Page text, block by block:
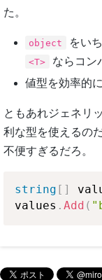
た。
object をい
<T>
ならコン
値型を効率的
ともあれジェネリ
利な型を使えるの
不便すぎるだろ。
string [ ]
values . Add (